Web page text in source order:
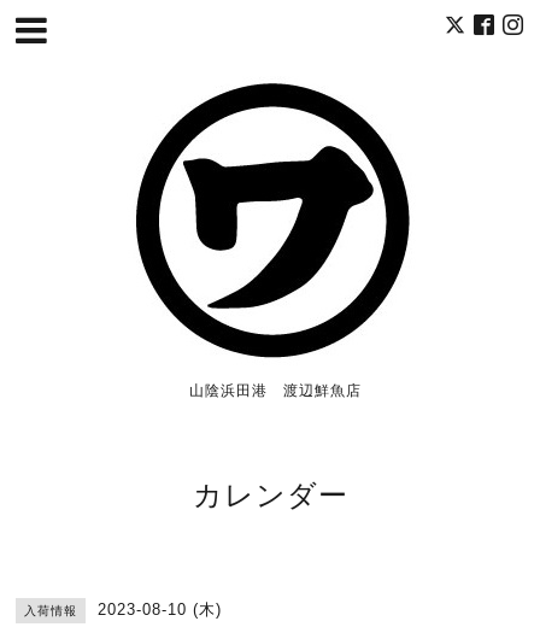
山陰浜田港 渡辺鮮魚店
カレンダー
入荷情報 2023-08-10 (木)